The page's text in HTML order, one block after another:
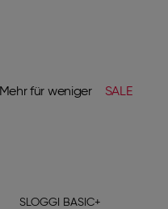
Mehr für weniger SALE
SLOGGI BASIC+